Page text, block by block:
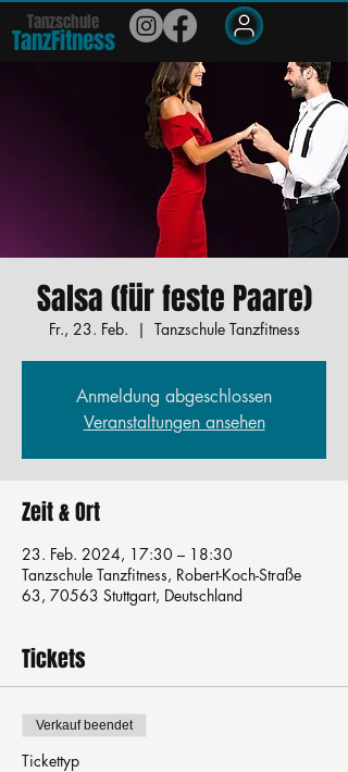
Tanzschule
TanzFitness
Salsa (für feste Paare)
Fr., 23. Feb.
  |
Tanzschule Tanzfitness
Anmeldung abgeschlossen
Veranstaltungen ansehen
Zeit & Ort
23. Feb. 2024, 17:30 – 18:30
Tanzschule Tanzfitness, Robert-Koch-Straße
63, 70563 Stuttgart, Deutschland
Tickets
Verkauf beendet
Tickettyp